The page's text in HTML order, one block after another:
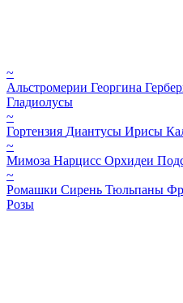
~
Альстромерии Георгина
Гладиолусы
~
Гортензия Диантусы Ирисы
~
Мимоза Нарцисс Орхидеи
~
Ромашки Сирень Тюльпаны
Розы